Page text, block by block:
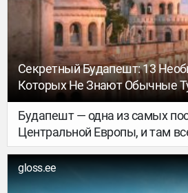
прошлого года.
Секретный Будапешт: 13
Которых Не Знают Обычные
Будапешт — одна из самых
Центральной Европы, и там
заняться. У него свой
заставляет
снова и снова, и рано или
gloss.ee